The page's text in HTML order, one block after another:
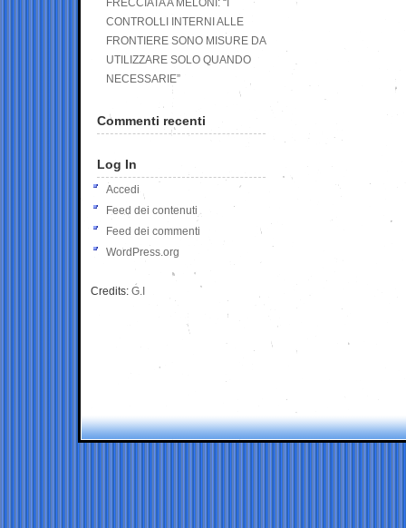
FRECCIATA A MELONI: “I
CONTROLLI INTERNI ALLE
FRONTIERE SONO MISURE DA
UTILIZZARE SOLO QUANDO
NECESSARIE”
Commenti recenti
Log In
Accedi
Feed dei contenuti
Feed dei commenti
WordPress.org
Credits: G.I